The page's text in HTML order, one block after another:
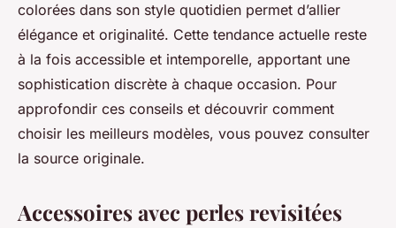
colorées dans son style quotidien permet d’allier
élégance et originalité. Cette tendance actuelle reste
à la fois accessible et intemporelle, apportant une
sophistication discrète à chaque occasion. Pour
approfondir ces conseils et découvrir comment
choisir les meilleurs modèles, vous pouvez consulter
la source originale.
Accessoires avec perles revisitées